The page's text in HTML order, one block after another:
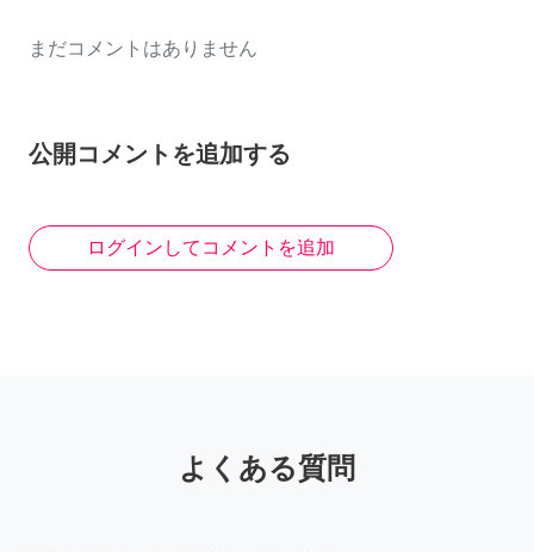
まだコメントはありません
公開コメントを追加する
ログインしてコメントを追加
よくある質問